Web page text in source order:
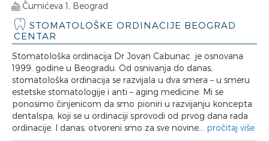
Čumićeva 1, Beograd
STOMATOLOŠKE ORDINACIJE BEOGRAD
CENTAR
Stomatološka ordinacija Dr Jovan Cabunac je osnovana
1999. godine u Beogradu. Od osnivanja do danas,
stomatološka ordinacija se razvijala u dva smera – u smeru
estetske stomatologije i anti – aging medicine. Mi se
ponosimo činjenicom da smo pioniri u razvijanju koncepta
dentalspa, koji se u ordinaciji sprovodi od prvog dana rada
ordinacije. I danas, otvoreni smo za sve novine... pročitaj više